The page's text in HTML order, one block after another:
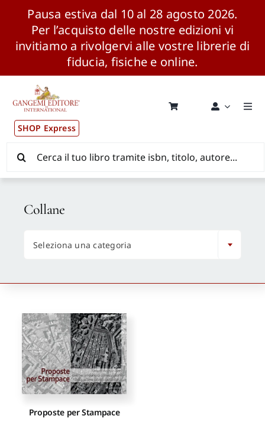
Pausa estiva dal 10 al 28 agosto 2026.
Per l’acquisto delle nostre edizioni vi
invitiamo a rivolgervi alle vostre librerie di
fiducia, fisiche e online.
contenuto
SHOP Express
Pubblicazioni
News ed Eventi
Distribuzione Wolrdwide
CONSIP / MEPA / ANVUR / CINECA
Autori
Proposte di pubblicazione
Gangemi Editore
per:
Proposte per Stampace
Collane
Seleziona una categoria